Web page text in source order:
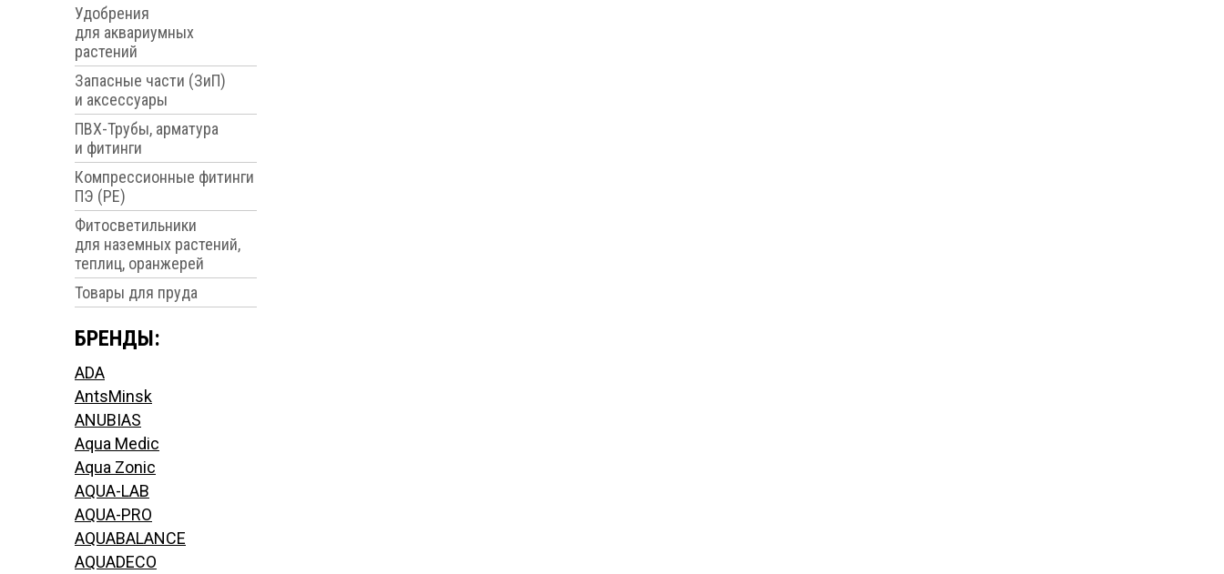
Удобрения
для аквариумных
растений
Запасные части (ЗиП)
и аксессуары
ПВХ-Трубы, арматура
и фитинги
Компрессионные фитинги
ПЭ (PE)
Фитосветильники
для наземных растений,
теплиц, оранжерей
Товары для пруда
БРЕНДЫ:
ADA
AntsMinsk
ANUBIAS
Aqua Medic
Aqua Zonic
AQUA-LAB
AQUA-PRO
AQUABALANCE
AQUADECO